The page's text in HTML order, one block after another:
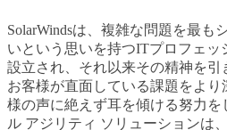
SolarWindsは、複雑な問題を最も
いという思いを持つITプロフェッ
設立され、それ以来その精神を引
お客様が直面している課題をよ
様の声に絶えず耳を傾ける努力を
ル アジリティ ソリューションは